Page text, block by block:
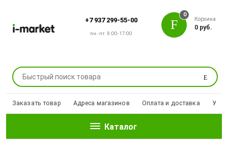
+7 937 299-55-00
пн.-пт. 8:00-17:00
Поиск
0
Корзина
0 руб.
Заказать товар Адреса магазинов Оплата и доставка
Каталог